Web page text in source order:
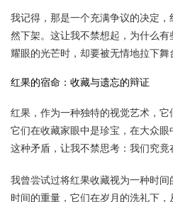
我记得，那是一个充满争议的决定
然下架。这让我不禁想起，为什么
耀眼的光芒时，却要被无情地拉下舞
红果的宿命：收藏与遗忘的辩证
红果，作为一种独特的视觉艺术，它
它们在收藏家眼中是珍宝，在大众眼
这种矛盾，让我不禁思考：我们究竟
我曾尝试过将红果收藏视为一种时
时间的重量，它们在岁月的洗礼下